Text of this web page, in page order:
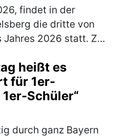
findet in der
die dritte von
2026 statt. Zu
Ben…(mehr)
heißt es
für 1er-
Schüler“
durch ganz Bayern